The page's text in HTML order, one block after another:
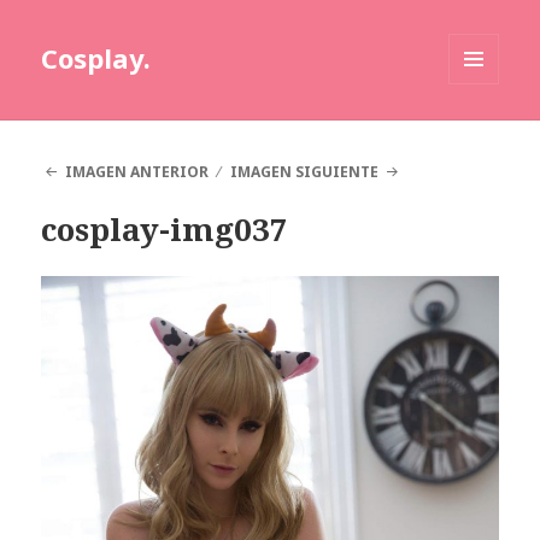
Cosplay.
IMAGEN ANTERIOR
IMAGEN SIGUIENTE
cosplay-img037